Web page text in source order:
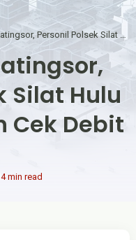
Monitoring Batingsor, Personil Polsek Silat Hulu Selalu Lakukan Cek Debit Air
Silat Hulu
Cek Debit
min read